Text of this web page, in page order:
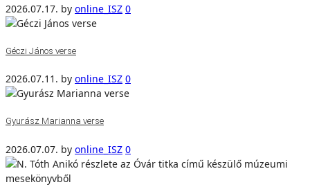
2026.07.17. by online_ISZ 0
Géczi János verse
2026.07.11. by online_ISZ 0
Gyurász Marianna verse
2026.07.07. by online_ISZ 0